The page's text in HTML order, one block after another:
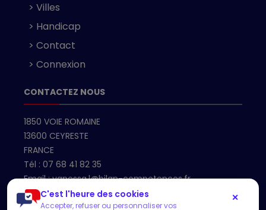
C'est l'heure des cookies
Accepter, refuser ou personnaliser vos
✕
> Villes
> Handicap
> Contact
> Connexion
CONTACTEZ NOUS
1850 VOIE ROMAINE
13600 CEYRESTE
FRANCE
Tél : 07 68 41 82 35
Email :vanessa.l@bilan-competences.fr